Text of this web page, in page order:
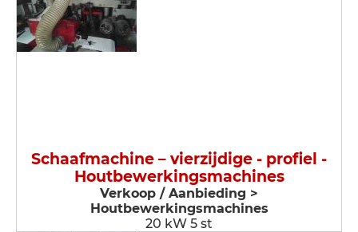
Schaafmachine – vierzijdige - profiel -
Houtbewerkingsmachines
Verkoop / Aanbieding >
Houtbewerkingsmachines
20 kW 5 st